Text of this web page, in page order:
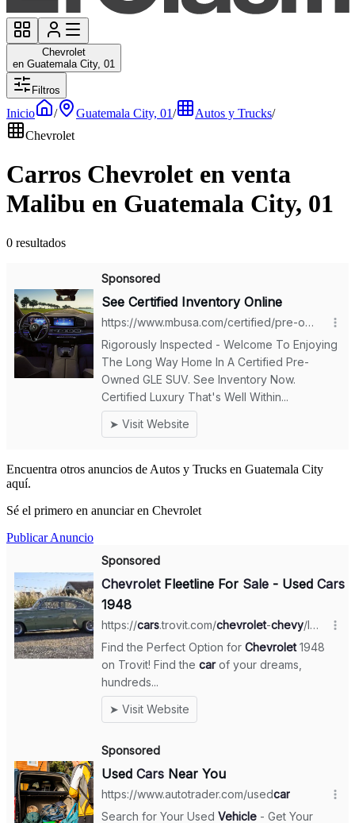
Chevrolet
en Guatemala City, 01
Filtros
Inicio / Guatemala City, 01/ Autos y Trucks/
Chevrolet
Carros Chevrolet en venta
Malibu en Guatemala City, 01
0 resultados
Encuentra otros anuncios de Autos y Trucks en Guatemala City
aquí.
Sé el primero en anunciar en Chevrolet
Publicar Anuncio